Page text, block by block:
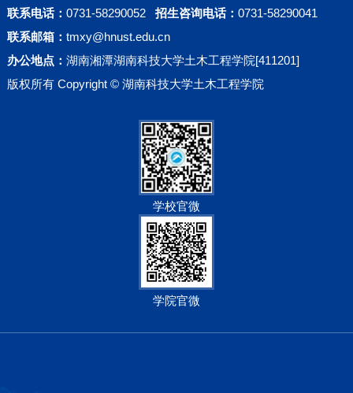
联系电话： 0731-58290052 招生咨询电话： 0731-58290041
联系邮箱： tmxy@hnust.edu.cn
办公地点： 湖南湘潭湖南科技大学土木工程学院[411201]
版权所有 Copyright © 湖南科技大学土木工程学院
学校官微
学院官微